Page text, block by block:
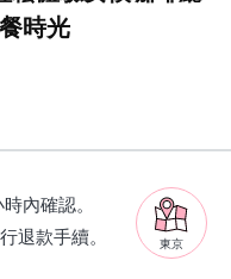
時光
東京
內確認。
退款手續。